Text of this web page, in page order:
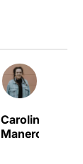
Carolina
Manero